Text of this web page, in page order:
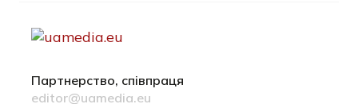
Партнерство, співпраця
editor@uamedia.eu